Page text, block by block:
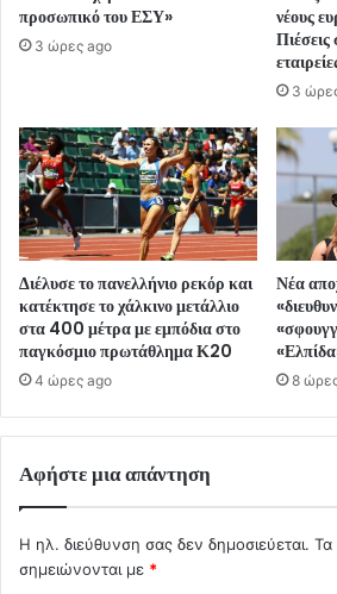
προσωπικό του ΕΣΥ»
3 ώρες ago
νέους
Πιέσεις
3
Διέλυσε το πανελλήνιο ρεκόρ και
κατέκτησε το χάλκινο μετάλλιο
στα 400 μέτρα με εμπόδια στο
παγκόσμιο πρωτάθλημα Κ20
4 ώρες ago
Νέα
8
Αφήστε μια απάντηση
Η ηλ. διεύθυνση σας δεν δημοσιεύεται. Τα
σημειώνονται με *